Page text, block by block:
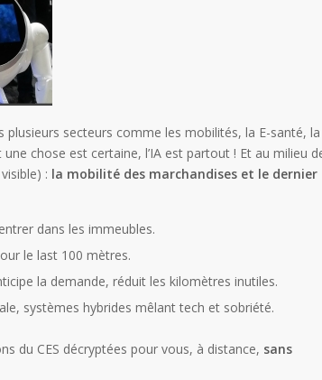
plusieurs secteurs comme les mobilités, la E-santé, la
chose est certaine, l’IA est partout ! Et au milieu
: la mobilité des marchandises et le dernier
dans les immeubles.
le last 100 mètres.
la demande, réduit les kilomètres inutiles.
systèmes hybrides mêlant tech et sobriété.
du CES décryptées pour vous, à distance, sans